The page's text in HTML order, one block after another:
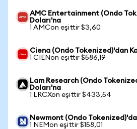
AMC Entertainment (Ondo
Doları'na
1 AMCon eşittir $3,60
Ciena (Ondo Tokenized)'dan
1 CIENon eşittir $586,19
Lam Research (Ondo
Doları'na
1 LRCXon eşittir $433,54
Newmont (Ondo
1 NEMon eşittir $158,01